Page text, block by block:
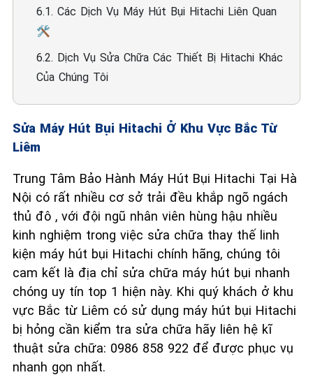
6.1. Các Dịch Vụ Máy Hút Bụi Hitachi Liên Quan
🛠️
6.2. Dịch Vụ Sửa Chữa Các Thiết Bị Hitachi Khác
Của Chúng Tôi
Sửa Máy Hút Bụi Hitachi Ở Khu Vực Bắc Từ
Liêm
Trung Tâm Bảo Hành Máy Hút Bụi Hitachi Tại Hà
Nội có rất nhiều cơ sở trải đều khắp ngõ ngách
thủ đô , với đội ngũ nhân viên hùng hậu nhiều
kinh nghiệm trong việc sửa chữa thay thế linh
kiện máy hút bụi Hitachi chính hãng, chúng tôi
cam kết là địa chỉ sửa chữa máy hút bụi nhanh
chóng uy tín top 1 hiện này. Khi quý khách ở khu
vực Bắc từ Liêm có sử dụng máy hút bụi Hitachi
bị hỏng cần kiểm tra sửa chữa hãy liên hệ kĩ
thuật sửa chữa: 0986 858 922 để được phục vụ
nhanh gọn nhất.